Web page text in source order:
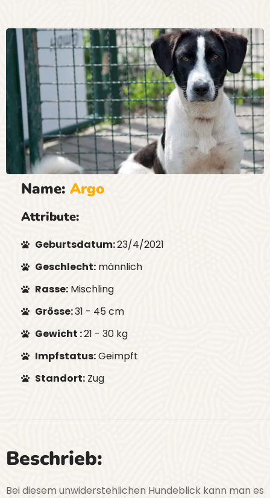
Name: Argo
Attribute:
Geburtsdatum:23/4/2021
Geschlecht:männlich
Rasse:Mischling
Grösse:31 - 45 cm
Gewicht :21 - 30 kg
Impfstatus:Geimpft
Standort:Zug
Beschrieb:
Bei diesem unwiderstehlichen Hundeblick kann man es